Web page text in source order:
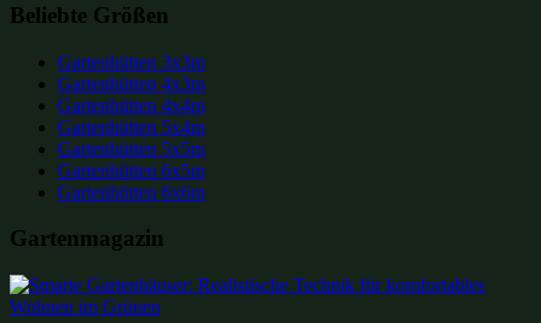
Beliebte Größen
Gartenhütten 3x3m
Gartenhütten 4x3m
Gartenhütten 4x4m
Gartenhütten 5x4m
Gartenhütten 5x5m
Gartenhütten 6x5m
Gartenhütten 6x6m
Gartenmagazin